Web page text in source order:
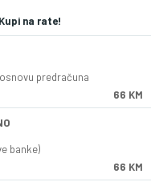
Kupi na rate!
predračuna
66 KM
banke)
66 KM